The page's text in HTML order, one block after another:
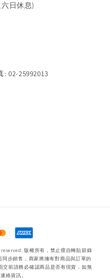
日休息)
: 02-25992013
版權所有，禁止擅自轉貼節錄
步銷售，商家將擁有對商品與訂單的
交前請務必確認商品是否有現貨，如無
絡資訊。